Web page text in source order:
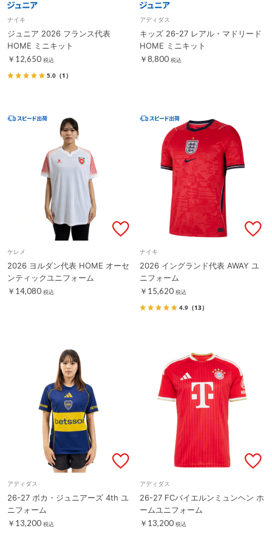
ナイキ
ジュニア 2026 フランス代表
HOME ミニキット
￥12,650 税込
5.0 （1）
アディダス
キッズ 26-27 レアル・マドリード
HOME ミニキット
￥8,800 税込
ケレメ
2026 ヨルダン代表 HOME オーセ
ンティックユニフォーム
￥14,080 税込
ナイキ
2026 イングランド代表 AWAY ユ
ニフォーム
￥15,620 税込
4.9 （13）
アディダス
26-27 ボカ・ジュニアーズ 4th ユ
ニフォーム
￥13,200 税込
アディダス
26-27 FCバイエルンミュンヘン ホ
ームユニフォーム
￥13,200 税込